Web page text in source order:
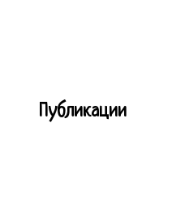
Публикации